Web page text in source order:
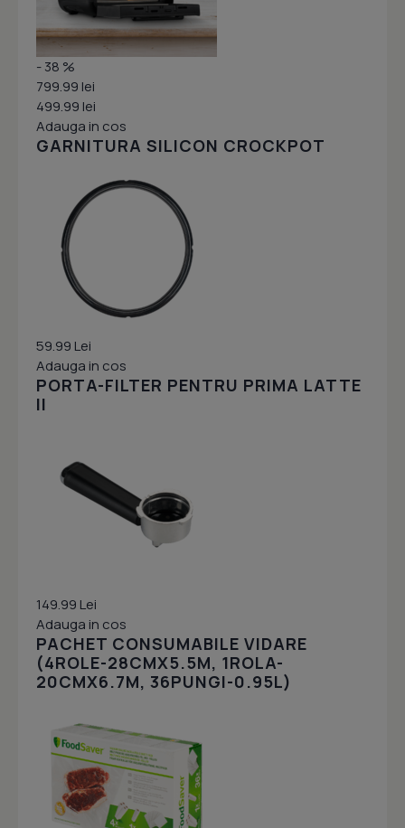
- 38 %
799.99 lei
499.99 lei
Adauga in cos
GARNITURA SILICON CROCKPOT
59.99 Lei
Adauga in cos
PORTA-FILTER PENTRU PRIMA LATTE
II
149.99 Lei
Adauga in cos
PACHET CONSUMABILE VIDARE
(4ROLE-28CMX5.5M, 1ROLA-
20CMX6.7M, 36PUNGI-0.95L)